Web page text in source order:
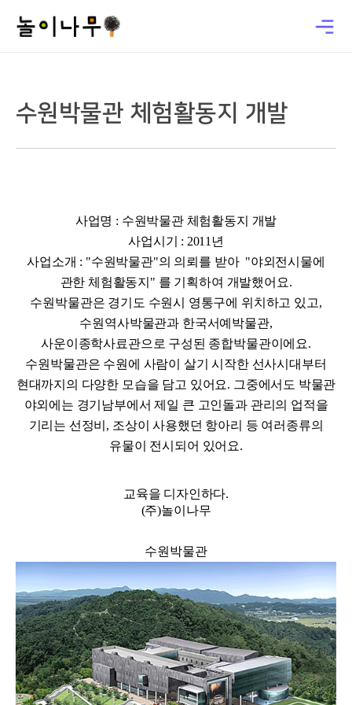
수원박물관 체험활동지 개발
사업명 : 수원박물관 체험활동지 개발
사업시기 : 2011년
사업소개 : "수원박물관"의 의뢰를 받아 "야외전시물에
관한 체험활동지" 를 기획하여 개발했어요.
수원박물관은 경기도 수원시 영통구에 위치하고 있고,
수원역사박물관과 한국서예박물관,
사운이종학사료관으로 구성된 종합박물관이에요.
수원박물관은 수원에 사람이 살기 시작한 선사시대부터
현대까지의 다양한 모습을 담고 있어요. 그중에서도 박물관
야외에는 경기남부에서 제일 큰 고인돌과 관리의 업적을
기리는 선정비, 조상이 사용했던 항아리 등 여러종류의
유물이 전시되어 있어요.
교육을 디자인하다.
(주)놀이나무
수원박물관